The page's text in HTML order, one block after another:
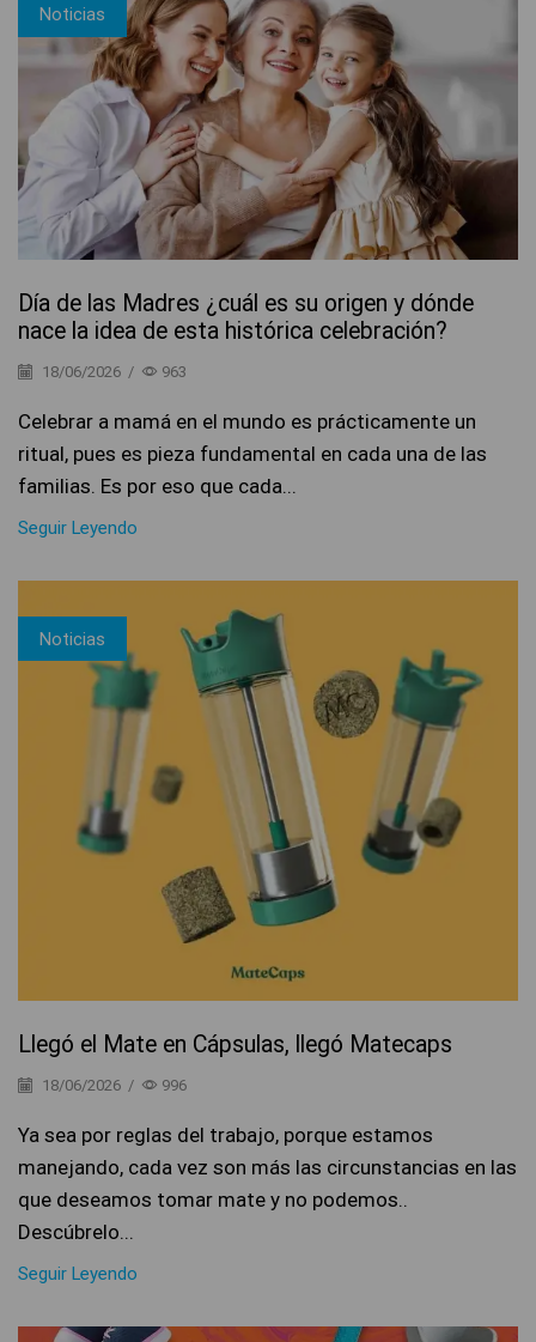
Noticias
Día de las Madres ¿cuál es su origen y dónde
nace la idea de esta histórica celebración?
18/06/2026 / 963
Celebrar a mamá en el mundo es prácticamente un
ritual, pues es pieza fundamental en cada una de las
familias. Es por eso que cada...
Seguir Leyendo
Noticias
Llegó el Mate en Cápsulas, llegó Matecaps
18/06/2026 / 996
Ya sea por reglas del trabajo, porque estamos
manejando, cada vez son más las circunstancias en las
que deseamos tomar mate y no podemos..
Descúbrelo...
Seguir Leyendo